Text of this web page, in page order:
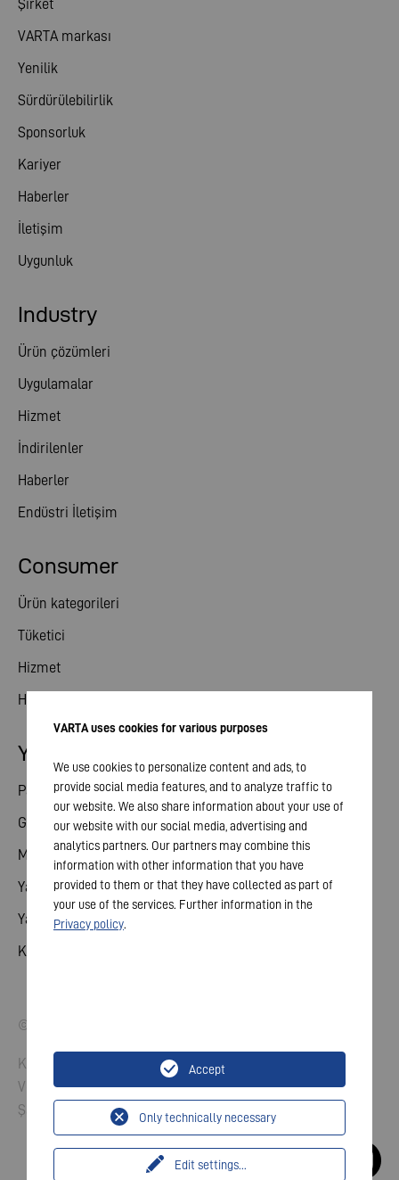
Şirket
VARTA markası
Yenilik
Sürdürülebilirlik
Sponsorluk
Kariyer
Haberler
İletişim
Uygunluk
Consumer
Ürün kategorileri
Tüketici
Hizmet
Haberler
Industry
Ürün çözümleri
Uygulamalar
Hizmet
İndirilenler
Haberler
Endüstri İletişim
Yatırımcı ilişkileri
Paylaş
Genel toplantı
Mali takvim
Yayınlar
Yatırımcı iletişim
Kurumsal Yönetim
© 2026 VARTA AG. Tüm hakları Saklıdır.
Künye
Verilerin koruması
Şartlar ve koşullar
VARTA uses cookies for various purposes
We use cookies to personalize content and ads, to
provide social media features, and to analyze traffic to
our website. We also share information about your use of
our website with our social media, advertising and
analytics partners. Our partners may combine this
information with other information that you have
provided to them or that they have collected as part of
your use of the services. Further information in the
Privacy policy.
Edit settings...
Only technically necessary
Accept